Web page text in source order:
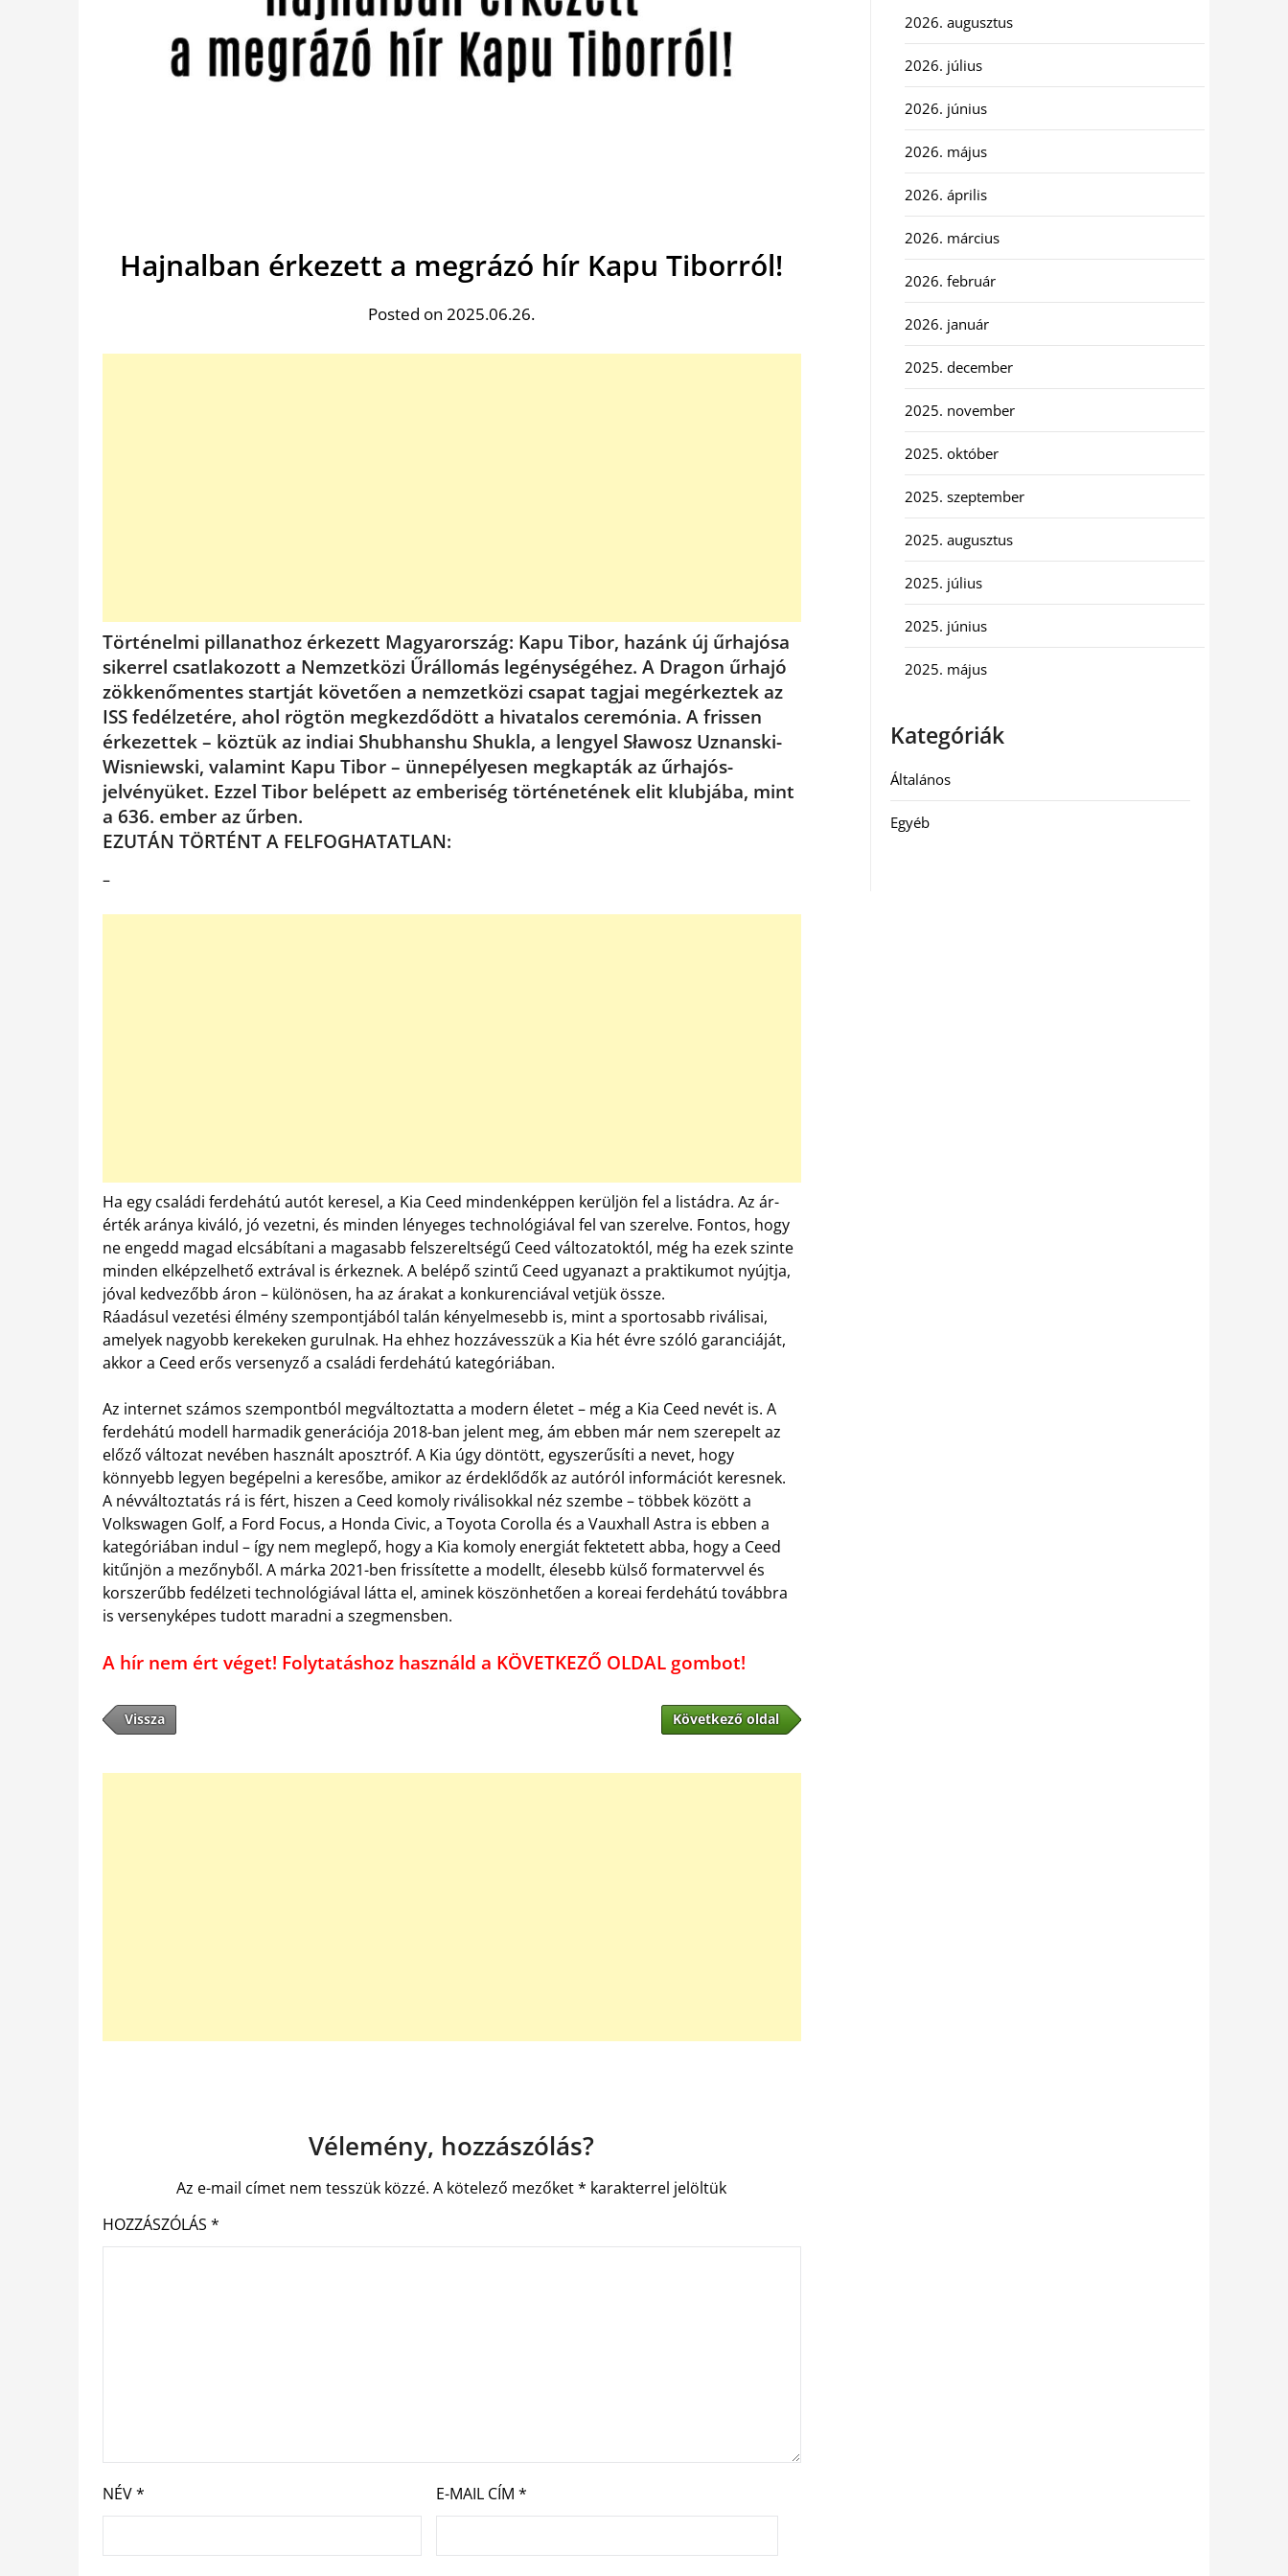
Hajnalban érkezett a megrázó hír Kapu Tiborról!
Posted on 2025.06.26.
Történelmi pillanathoz érkezett Magyarország: Kapu Tibor, hazánk új űrhajósa
sikerrel csatlakozott a Nemzetközi Űrállomás legénységéhez. A Dragon űrhajó
zökkenőmentes startját követően a nemzetközi csapat tagjai megérkeztek az
ISS fedélzetére, ahol rögtön megkezdődött a hivatalos ceremónia. A frissen
érkezettek – köztük az indiai Shubhanshu Shukla, a lengyel Sławosz Uznanski-
Wisniewski, valamint Kapu Tibor – ünnepélyesen megkapták az űrhajós-
jelvényüket. Ezzel Tibor belépett az emberiség történetének elit klubjába, mint
a 636. ember az űrben.
EZUTÁN TÖRTÉNT A FELFOGHATATLAN:
–
Ha egy családi ferdehátú autót keresel, a Kia Ceed mindenképpen kerüljön fel a listádra. Az ár-
érték aránya kiváló, jó vezetni, és minden lényeges technológiával fel van szerelve. Fontos, hogy
ne engedd magad elcsábítani a magasabb felszereltségű Ceed változatoktól, még ha ezek szinte
minden elképzelhető extrával is érkeznek. A belépő szintű Ceed ugyanazt a praktikumot nyújtja,
jóval kedvezőbb áron – különösen, ha az árakat a konkurenciával vetjük össze.
Ráadásul vezetési élmény szempontjából talán kényelmesebb is, mint a sportosabb riválisai,
amelyek nagyobb kerekeken gurulnak. Ha ehhez hozzávesszük a Kia hét évre szóló garanciáját,
akkor a Ceed erős versenyző a családi ferdehátú kategóriában.
Az internet számos szempontból megváltoztatta a modern életet – még a Kia Ceed nevét is. A
ferdehátú modell harmadik generációja 2018-ban jelent meg, ám ebben már nem szerepelt az
előző változat nevében használt aposztróf. A Kia úgy döntött, egyszerűsíti a nevet, hogy
könnyebb legyen begépelni a keresőbe, amikor az érdeklődők az autóról információt keresnek.
A névváltoztatás rá is fért, hiszen a Ceed komoly riválisokkal néz szembe – többek között a
Volkswagen Golf, a Ford Focus, a Honda Civic, a Toyota Corolla és a Vauxhall Astra is ebben a
kategóriában indul – így nem meglepő, hogy a Kia komoly energiát fektetett abba, hogy a Ceed
kitűnjön a mezőnyből. A márka 2021-ben frissítette a modellt, élesebb külső formatervvel és
korszerűbb fedélzeti technológiával látta el, aminek köszönhetően a koreai ferdehátú továbbra
is versenyképes tudott maradni a szegmensben.
A hír nem ért véget! Folytatáshoz használd a KÖVETKEZŐ OLDAL gombot!
Vissza Következő oldal
Vélemény, hozzászólás?
Az e-mail címet nem tesszük közzé. A kötelező mezőket* karakterrel jelöltük
HOZZÁSZÓLÁS *
NÉV* E-MAIL CÍM *
2026. augusztus
2026. július
2026. június
2026. május
2026. április
2026. március
2026. február
2026. január
2025. december
2025. november
2025. október
2025. szeptember
2025. augusztus
2025. július
2025. június
2025. május
Kategóriák
Általános
Egyéb